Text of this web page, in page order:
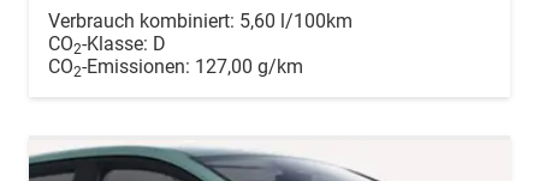
Verbrauch kombiniert: 5,60 l/100km
CO2-Klasse: D
CO2-Emissionen: 127,00 g/km